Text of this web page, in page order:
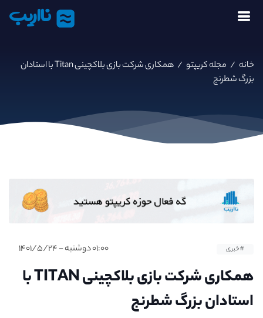
نااریب
خانه / مجله کریپتو /
همکاری شرکت بازی بلاکچینی Titan با استادان
بزرگ شطرنج
#خبری ۰۱:۰۰ دوشنبه - ۱۴۰۱/۵/۲۴
همکاری شرکت بازی بلاکچینی TITAN با
استادان بزرگ شطرنج